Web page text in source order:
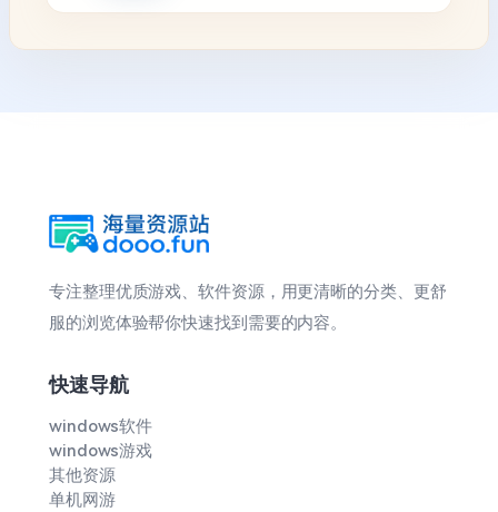
专注整理优质游戏、软件资源，用更清晰的分类、更舒
服的浏览体验帮你快速找到需要的内容。
快速导航
windows软件
windows游戏
其他资源
单机网游